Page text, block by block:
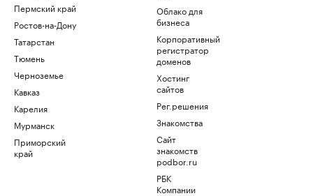
Пермский край
Ростов-на-Дону
Татарстан
Тюмень
Черноземье
Кавказ
Карелия
Мурманск
Приморский
край
Облако для
бизнеса
Корпоративный
регистратор
доменов
Хостинг
сайтов
Рег.решения
Знакомства
Сайт
знакомств
podbor.ru
РБК
Компании